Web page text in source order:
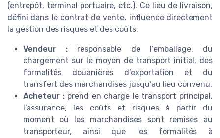
(entrepôt, terminal portuaire, etc.). Ce lieu de livraison,
défini dans le contrat de vente, influence directement
la gestion des risques et des coûts.
Vendeur :responsable de l’emballage, du
chargement sur le moyen de transport initial, des
formalités douanières d’exportation et du
transfert des marchandises jusqu’au lieu convenu.
Acheteur :prend en charge le transport principal,
l’assurance, les coûts et risques à partir du
moment où les marchandises sont remises au
transporteur, ainsi que les formalités à